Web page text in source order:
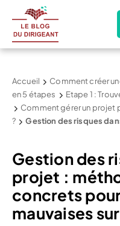
Accueil Comment créer
en 5 étapes
Etape 1 :
Comment gérer un projet
?
Gestion des risques
Gestion des
projet :
concrets
mauvaises